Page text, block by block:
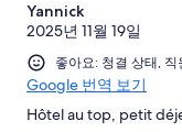
Yannick
2025년 11월 19일
좋아요: 청결 상태,
Google 번역 보기
Hôtel au top, petit